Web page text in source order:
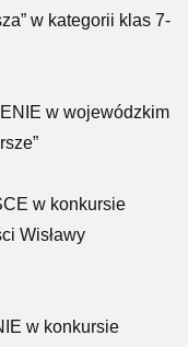
w kategorii klas 7-
w wojewódzkim
w konkursie
Wisławy
w konkursie